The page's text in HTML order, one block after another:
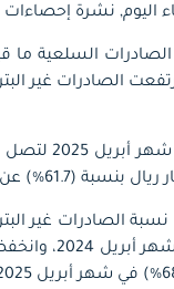
نشرة إحصاءات